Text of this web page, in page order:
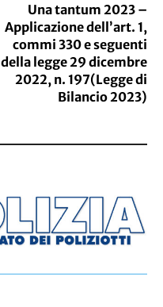
Una tantum 2023 –
Applicazione dell’art. 1,
commi 330 e seguenti
della legge 29 dicembre
2022, n. 197(Legge di
Bilancio 2023)